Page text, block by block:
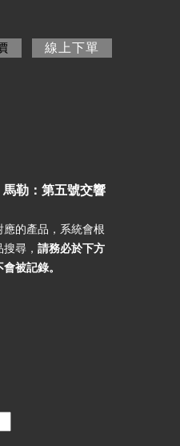
(作用中頁籤)
線上下單
勒：第五號交響
的產品，系統會根
搜尋，請務必於下方
被記錄。